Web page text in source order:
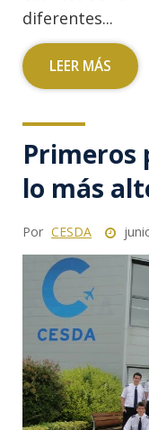
diferentes...
LEER MÁS
Primeros
lo más
Por CESDA